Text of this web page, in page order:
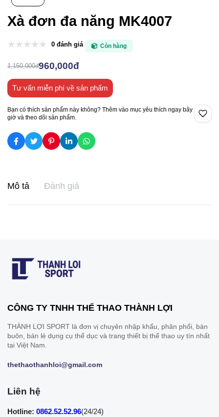
Xà đơn đa năng MK4007
0 đánh giá Còn hàng
1,150,000đ960,000đ
Tư vấn miễn phí về sản phẩm
Bạn có thích sản phẩm này không? Thêm vào mục yêu thích ngay bây
giờ và theo dõi sản phẩm.
Mô tả Đánh giá
CÔNG TY TNHH THỂ THAO THÀNH LỢI
THÀNH LỢI SPORT là đơn vị chuyên nhập khẩu, phân phối, bán
buôn, bán lẻ dụng cụ thể dục và trang thiết bị thể thao uy tín nhất
tại Việt Nam.
thethaothanhloi@gmail.com
Liên hệ
Hotline: 0862.52.52.96(24/24)